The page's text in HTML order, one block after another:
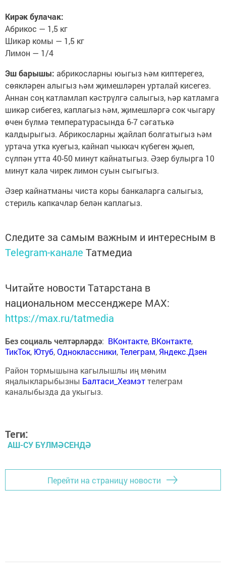
Кирәк булачак:
Абрикос — 1,5 кг
Шикәр комы — 1,5 кг
Лимон — 1/4
Эш барышы: абрикосларны юыгыз һәм киптерегез,
сөякләрен алыгыз һәм җимешләрен урталай кисегез.
Аннан соң катламлап кәстрүлгә салыгыз, һәр катламга
шикәр сибегез, каплагыз һәм, җимешләргә сок чыгару
өчен бүлмә температурасында 6-7 сәгатькә
калдырыгыз. Абрикосларны җайлап болгатыгыз һәм
уртача утка куегыз, кайнап чыккач күбеген җыеп,
сүлпән утта 40-50 минут кайнатыгыз. Әзер булырга 10
минут кала чирек лимон суын сыгыгыз.
Әзер кайнатманы чиста коры банкаларга салыгыз,
стериль капкачлар белән каплагыз.
Следите за самым важным и интересным в
Telegram-канале Татмедиа
Читайте новости Татарстана в
национальном мессенджере MАХ:
https://max.ru/tatmedia
Без социаль челтәрләрдә: ВКонтакте, ВКонтакте,
ТикТок, Ютуб,Одноклассники,Телеграм, Яндекс.Дзен
Район тормышына кагылышлы иң мөһим
яңалыкларыбызны Балтаси_Хезмэттелеграм
каналыбызда да укыгыз.
Теги:
АШ-СУ БҮЛМӘСЕНДӘ
Перейти на страницу новости